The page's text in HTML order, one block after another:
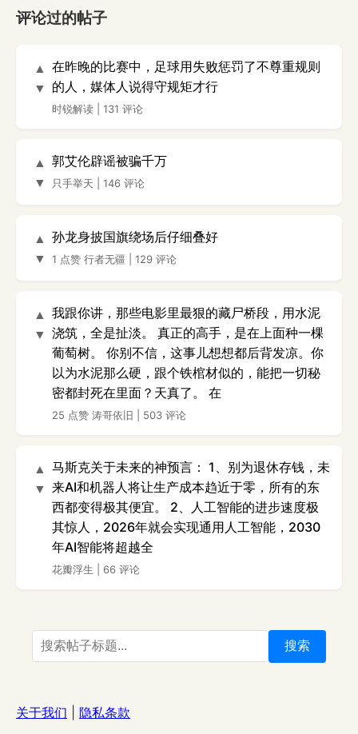
评论过的帖子
▲
▼
在昨晚的比赛中，足球用失败惩罚了不尊重规则
的人，媒体人说得守规矩才行
时锐解读 131 评论
▲
▼
郭艾伦辟谣被骗千万
只手举天 146 评论
▲
▼
孙龙身披国旗绕场后仔细叠好
1 点赞 行者无疆 129 评论
▲
▼
我跟你讲，那些电影里最狠的藏尸桥段，用水泥
浇筑，全是扯淡。 真正的高手，是在上面种一棵
葡萄树。 你别不信，这事儿想想都后背发凉。你
以为水泥那么硬，跟个铁棺材似的，能把一切秘
密都封死在里面？天真了。 在
25 点赞 涛哥依旧 503 评论
▲
▼
马斯克关于未来的神预言： 1、别为退休存钱，未
来AI和机器人将让生产成本趋近于零，所有的东
西都变得极其便宜。 2、人工智能的进步速度极
其惊人，2026年就会实现通用人工智能，2030
年AI智能将超越全
花瓣浮生 66 评论
搜索
关于我们 隐私条款